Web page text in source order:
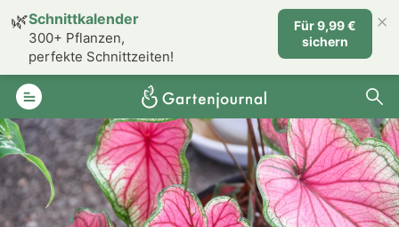
🌿Schnittkalender
300+ Pflanzen,
perfekte Schnittzeiten!
Für 9,99 €
sichern
×